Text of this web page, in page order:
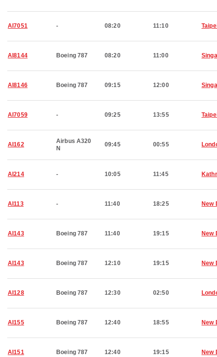
AI7051 - 08:20 11:10
AI8144 Boeing 787 08:20 11:00
AI8146 Boeing 787 09:15 12:00
AI7059 - 09:25 13:55
AI162
Airbus A320
N
09:45 00:55
AI214 - 10:05 11:45
AI113 - 11:40 18:25 New
AI143 Boeing 787 11:40 19:15 New
AI143 Boeing 787 12:10 19:15 New
AI128 Boeing 787 12:30 02:50
AI155 Boeing 787 12:40 18:55 New
AI151 Boeing 787 12:40 19:15 New